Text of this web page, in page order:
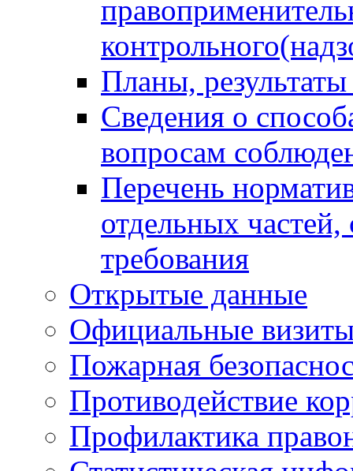
Планы,
Сведения о
вопросам
Перечень
отдельных
требования
Открытые данные
Официальные
Пожарная
Противодействие
Профилактика